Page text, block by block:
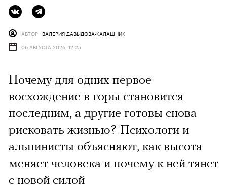
АВТОР ВАЛЕРИЯ ДАВЫДОВА-КАЛАШНИК
06 АВГУСТА 2026, 12:25
Почему для одних первое
восхождение в горы становится
последним, а другие готовы снова
рисковать жизнью? Психологи и
альпинисты объясняют, как высота
меняет человека и почему к ней тянет
с новой силой